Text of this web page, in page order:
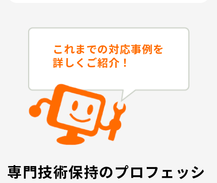
これまでの対応事例を
詳しくご紹介！
専門技術保持のプロフェッシ